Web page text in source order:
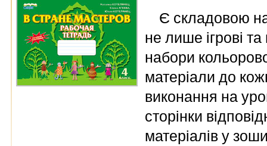
Є складовою
не лише ігрові
набори
матеріали до
виконання на
сторінки
матеріалів у